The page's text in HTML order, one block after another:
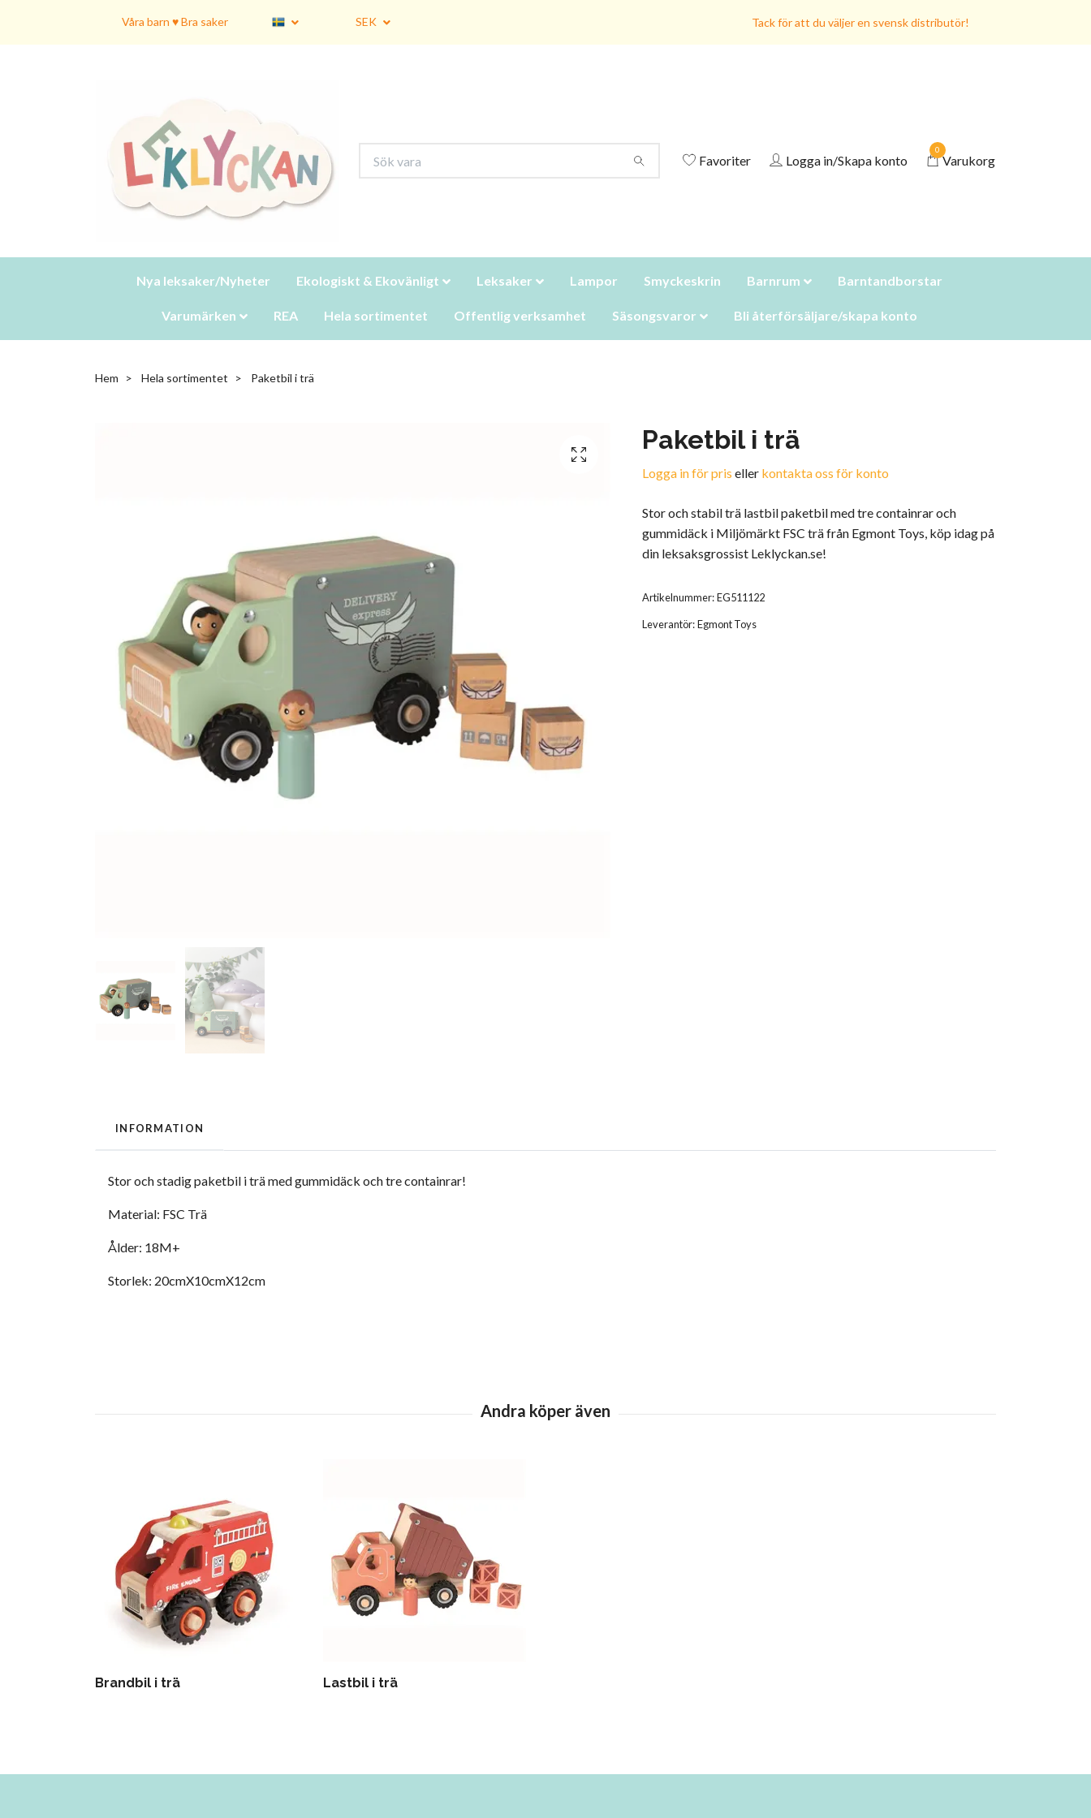
Våra barn ♥ Bra saker SEK Tack för att du väljer en svensk distributör!
Favoriter Logga in/Skapa konto
0
Varukorg
Nya leksaker/Nyheter Ekologiskt & Ekovänligt Leksaker Lampor Smyckeskrin Barnrum Barntandborstar
Varumärken REA Hela sortimentet Offentlig verksamhet Säsongsvaror Bli återförsäljare/skapa konto
Hem Hela sortimentet Paketbil i trä
Paketbil i trä
Logga in för pris eller kontakta oss för konto
Stor och stabil trä lastbil paketbil med tre containrar och
gummidäck i Miljömärkt FSC trä från Egmont Toys, köp idag på
din leksaksgrossist Leklyckan.se!
Artikelnummer:EG511122
Leverantör:Egmont Toys
INFORMATION
Stor och stadig paketbil i trä med gummidäck och tre containrar!
Material: FSC Trä
Ålder: 18M+
Storlek: 20cmX10cmX12cm
Brandbil i trä Lastbil i trä